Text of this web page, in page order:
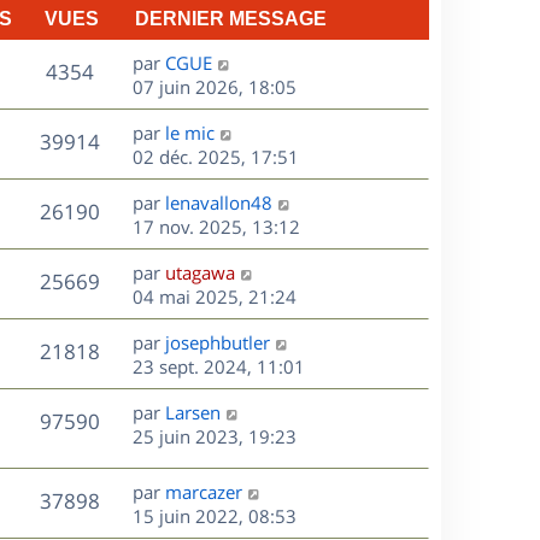
VUES DERNIER MESSAGE
4354V
u
e
s
D
e
r
n
i
e
r
m
e
s
s
a
g
e
par CGUE
07 juin 2026, 18:05
39914V
u
s
D
e
r
n
i
e
r
m
e
s
s
a
g
e
par le mic
02 déc. 2025, 17:51
26190V
u
s
D
e
r
n
i
e
r
m
e
s
s
a
g
e
par lenavallon48
17 nov. 2025, 13:12
25669V
u
e
s
D
e
r
n
i
e
r
m
e
s
s
par utagawa
04 mai 2025, 21:24
21818V
u
D
e
r
n
i
e
r
m
e
par josephbutler
23 sept. 2024, 11:01
97590V
u
e
D
e
n
i
e
par Larsen
25 juin 2023, 19:23
37898V
D
e
par marcazer
15 juin 2022, 08:53